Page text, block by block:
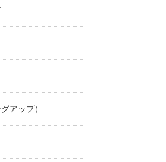
アップ）